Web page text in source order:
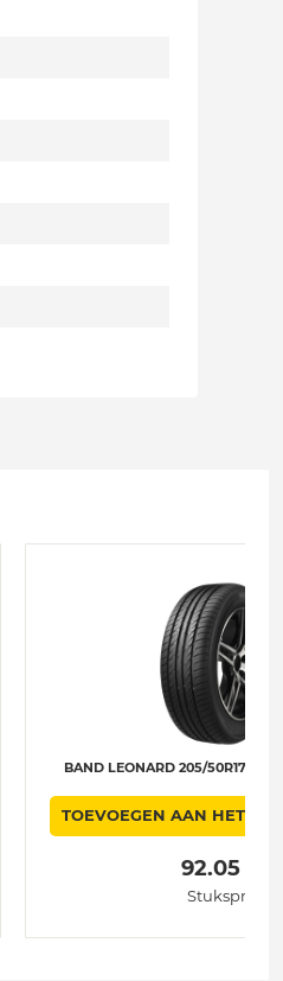
BAND LEONARD 205/50R17
TOEVOEGEN AAN HET
92.05 €
Stuksprijs